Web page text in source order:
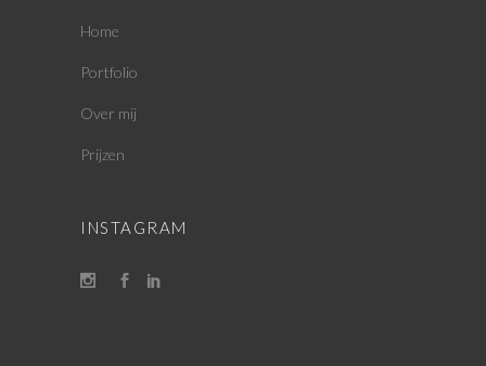
Home
Portfolio
Over mij
Prijzen
INSTAGRAM